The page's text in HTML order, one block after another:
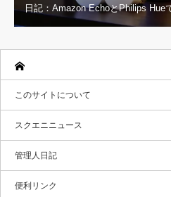
日記：Amazon EchoとPhilips
このサイトについて
スクエニニュース
管理人日記
便利リンク